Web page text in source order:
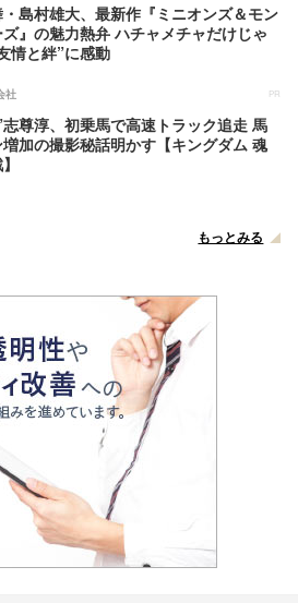
島村雄大、最新作『ミニオンズ＆モン
』の魅力熱弁 ハチャメチャだけじゃ
情と絆”に感動
社 PR
志尊淳、初乗馬で高速トラック追走 馬
加の撮影秘話明かす【キングダム 魂
もっとみる